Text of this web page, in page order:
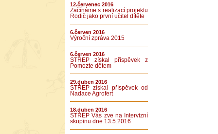
12.červenec 2016
Začínáme s realizací projektu
Rodič jako první učitel dítěte
6.červen 2016
Výroční zpráva 2015
6.červen 2016
STŘEP získal příspěvek z
Pomozte dětem
29.duben 2016
STŘEP získal příspěvek od
Nadace Agrofert
18.duben 2016
STŘEP Vás zve na Intervizní
skupinu dne 13.5.2016